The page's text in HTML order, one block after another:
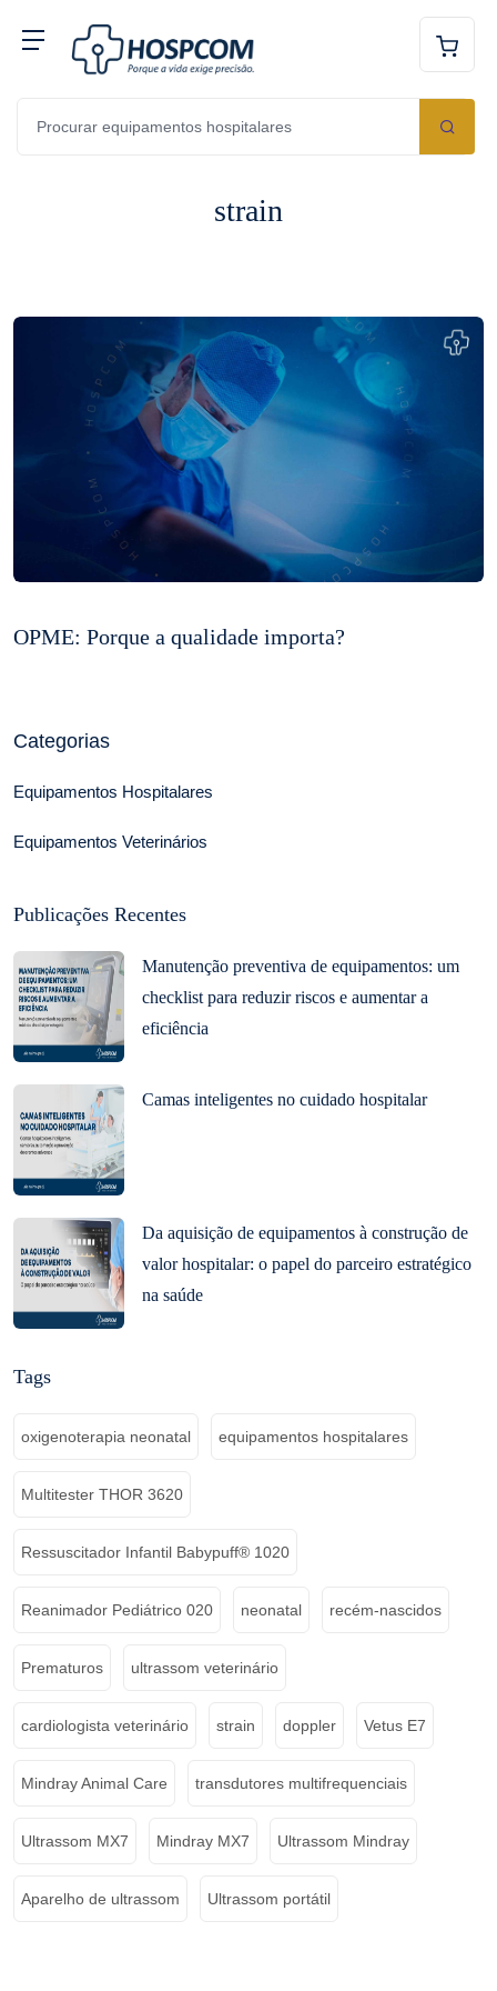
strain
OPME: Porque a qualidade importa?
Categorias
Equipamentos Hospitalares
Equipamentos Veterinários
Publicações Recentes
Manutenção preventiva de equipamentos: um
checklist para reduzir riscos e aumentar a
eficiência
Camas inteligentes no cuidado hospitalar
Da aquisição de equipamentos à construção de
valor hospitalar: o papel do parceiro estratégico
na saúde
Tags
oxigenoterapia neonatal equipamentos hospitalares
Multitester THOR 3620
Ressuscitador Infantil Babypuff® 1020
Reanimador Pediátrico 020 neonatal recém-nascidos
Prematuros ultrassom veterinário
cardiologista veterinário strain doppler Vetus E7
Mindray Animal Care transdutores multifrequenciais
Ultrassom MX7 Mindray MX7 Ultrassom Mindray
Aparelho de ultrassom Ultrassom portátil